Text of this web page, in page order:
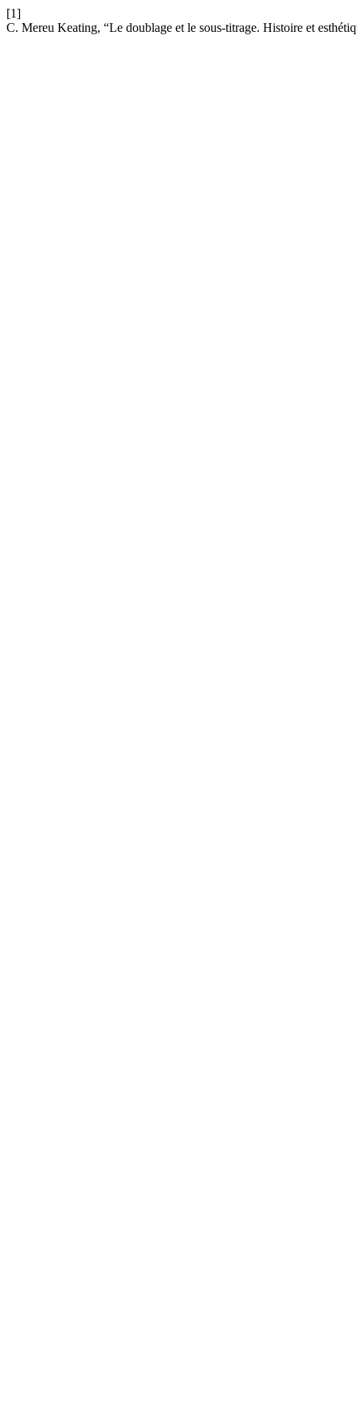
[1]
C. Mereu Keating, “Le doublage et le sous-titrage. Histoire et